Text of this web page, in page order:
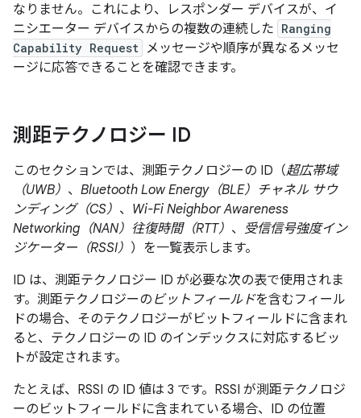
なりません。これにより、レスポンダー デバイスが、イ
ニシエーター デバイスからの複数の連続した Ranging
Capability Request
メッセージや順序が異なるメッセ
ージに応答できることを確認できます。
測距テクノロジー ID
このセクションでは、測距テクノロジーの ID（超広帯域
（UWB） 、 Bluetooth Low Energy（BLE）チャネル サウ
ンディング（CS） 、 Wi-Fi Neighbor Awareness
Networking（NAN）往復時間（RTT） 、 受信信号強度イン
ジケーター（RSSI） ）を一覧表示します。
ID は、測距テクノロジー ID が必要な次の表で使用されま
す。測距テクノロジーの ビットフィールドを含むフィール
ドの場合、そのテクノロジーがビットフィールドに含まれ
ると、テクノロジーの ID のインデックスに対応するビッ
トが設定されます。
たとえば、RSSI の ID 値は 3 です。RSSI が測距テクノロジ
ーのビットフィールドに含まれている場合、ID の位置